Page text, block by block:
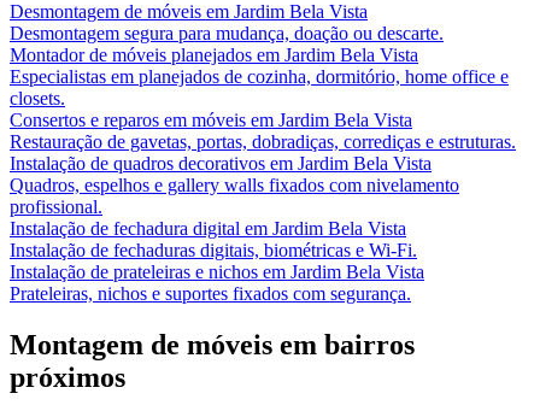
Desmontagem de móveis em Jardim Bela Vista
Desmontagem segura para mudança, doação ou descarte.
Montador de móveis planejados em Jardim Bela Vista
Especialistas em planejados de cozinha, dormitório, home office e
closets.
Consertos e reparos em móveis em Jardim Bela Vista
Restauração de gavetas, portas, dobradiças, corrediças e estruturas.
Instalação de quadros decorativos em Jardim Bela Vista
Quadros, espelhos e gallery walls fixados com nivelamento
profissional.
Instalação de fechadura digital em Jardim Bela Vista
Instalação de fechaduras digitais, biométricas e Wi-Fi.
Instalação de prateleiras e nichos em Jardim Bela Vista
Prateleiras, nichos e suportes fixados com segurança.
Montagem de móveis em bairros
próximos